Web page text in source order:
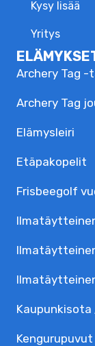
Kysy lisää
Yritys
Archery Tag
Archery Tag
Elämysleiri
Etäpakopelit
Frisbeegolf
Kengurupuvut